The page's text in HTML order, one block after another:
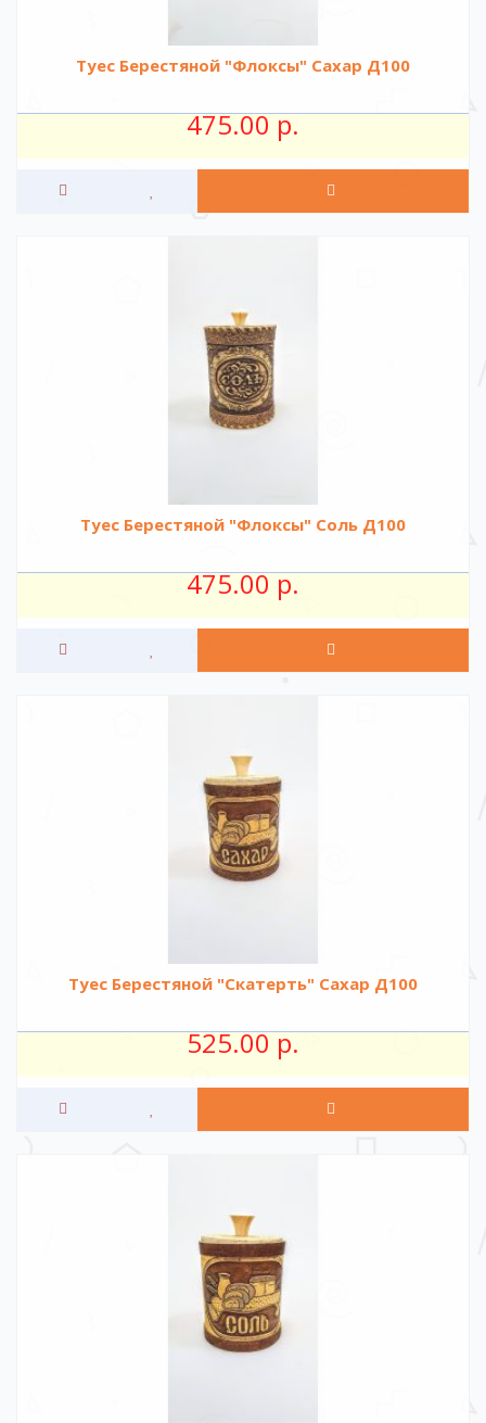
Туес Берестяной "Флоксы" Сахар Д100
475.00 р.
Туес Берестяной "Флоксы" Соль Д100
475.00 р.
Туес Берестяной "Скатерть" Сахар Д100
525.00 р.